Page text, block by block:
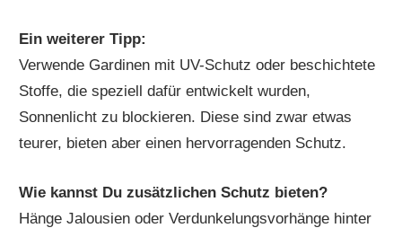
Ein weiterer Tipp:
Verwende Gardinen mit UV-Schutz oder beschichtete
Stoffe, die speziell dafür entwickelt wurden,
Sonnenlicht zu blockieren. Diese sind zwar etwas
teurer, bieten aber einen hervorragenden Schutz.
Wie kannst Du zusätzlichen Schutz bieten?
Hänge Jalousien oder Verdunkelungsvorhänge hinter